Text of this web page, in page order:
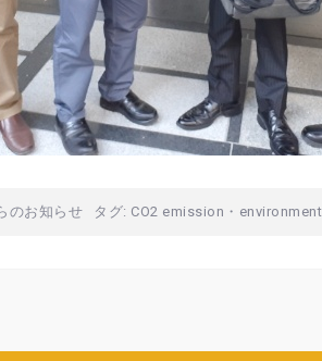
のお知らせ タグ: CO2 emission ・